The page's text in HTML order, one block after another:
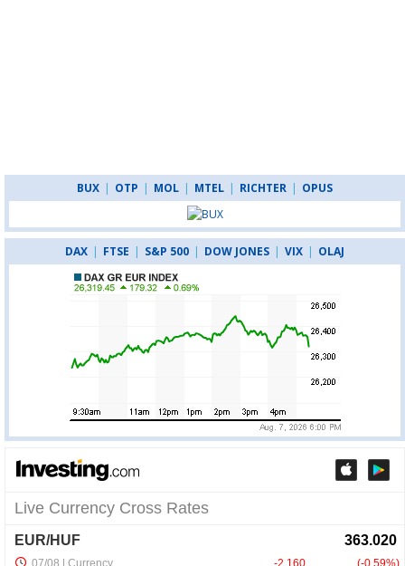
BUX | OTP | MOL | MTEL | RICHTER | OPUS
DAX | FTSE | S&P 500 | DOW JONES | VIX | OLAJ